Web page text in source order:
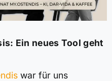
Ein neues Tool geht
war für uns